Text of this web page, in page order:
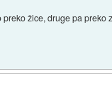
žice, druge pa preko